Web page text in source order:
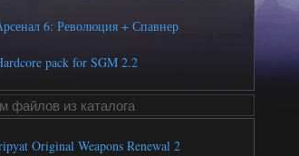
6: Революция + Спавнер
pack for SGM 2.2
файлов из каталога
Original Weapons Renewal 2